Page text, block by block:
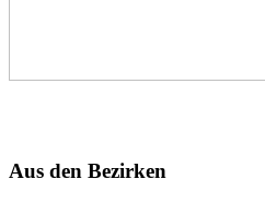
Aus den Bezirken